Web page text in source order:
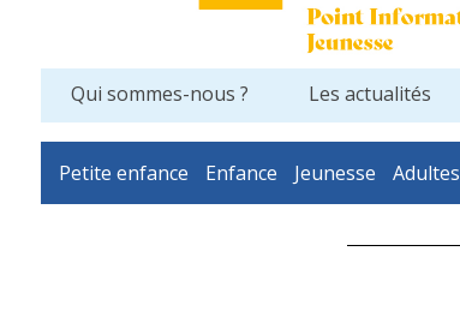
Qui sommes-nous ? Les actualités
Petite enfance Enfance Jeunesse Adultes